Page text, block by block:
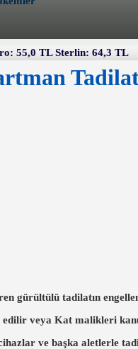
55,0 TL Sterlin: 64,3 TL
gürültülü tadilatın
edilir veya Kat malikleri
ve başka aletlerle